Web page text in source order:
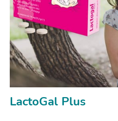
LactoGal Plus